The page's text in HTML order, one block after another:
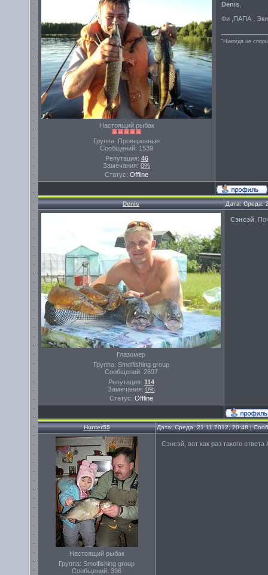
Настоящий рыбак
Группа: Проверенные
Сообщений: 1539
Репутация: 46
Замечания: 0%
Статус: Offline
Denis
Фи ,ПАПА ,
"Никогда не
Denis Дата: Среда,
Глазомер
Группа: Smolfishing group
Сообщений: 2697
Репутация: 114
Замечания: 0%
Статус: Offline
Сэнсэй ,
Hunter55 Дата: Среда, 21.11.2012, 20:48 |
Настоящий рыбак
Группа: Smolfishing group
Сообщений: 396
Сэнсэй, вот как раз такого